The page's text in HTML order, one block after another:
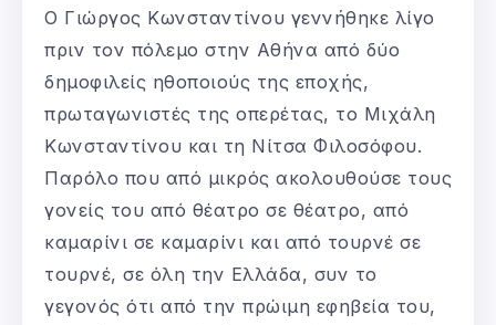
Ο Γιώργος Κωνσταντίνου γεννήθηκε λίγο
πριν τον πόλεμο στην Αθήνα από δύο
δημοφιλείς ηθοποιούς της εποχής,
πρωταγωνιστές της οπερέτας, το Μιχάλη
Κωνσταντίνου και τη Νίτσα Φιλοσόφου.
Παρόλο που από μικρός ακολουθούσε τους
γονείς του από θέατρο σε θέατρο, από
καμαρίνι σε καμαρίνι και από τουρνέ σε
τουρνέ, σε όλη την Ελλάδα, συν το
γεγονός ότι από την πρώιμη εφηβεία του,